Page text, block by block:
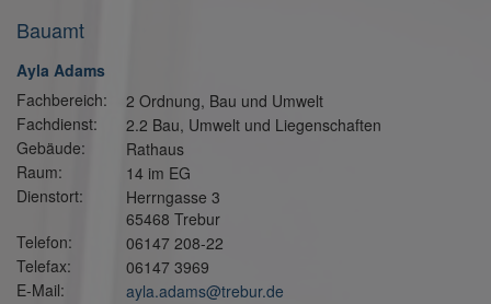
Bauamt
Ayla Adams
Fachbereich:
2 Ordnung, Bau und Umwelt
Fachdienst:
2.2 Bau, Umwelt und Liegenschaften
Gebäude:
Rathaus
Raum:
14 im EG
Dienstort:
Herrngasse 3
65468 Trebur
Telefon:
06147 208-22
Telefax:
06147 3969
E-Mail:
ayla.adams@trebur.de